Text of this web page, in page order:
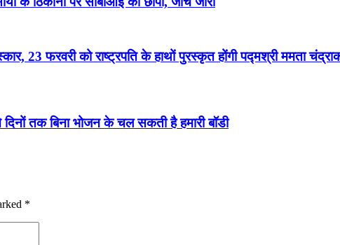
23 फरवरी को राष्ट्रपति के हाथों पुरस्कृत होंगी पद्मश्री ममता
तक बिना भोजन के चल सकती है हमारी बॉडी
*